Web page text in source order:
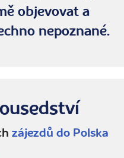
objevovat a
nepoznané.
zájezdů do Polska